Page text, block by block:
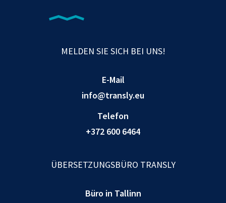
MELDEN SIE SICH BEI UNS!
E-Mail
info@transly.eu
Telefon
+372 600 6464
ÜBERSETZUNGSBÜRO TRANSLY
Büro in Tallinn